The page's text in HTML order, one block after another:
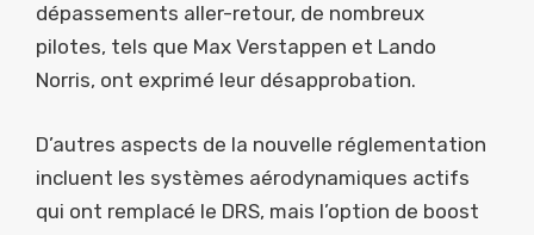
dépassements aller-retour, de nombreux
pilotes, tels que Max Verstappen et Lando
Norris, ont exprimé leur désapprobation.
D’autres aspects de la nouvelle réglementation
incluent les systèmes aérodynamiques actifs
qui ont remplacé le DRS, mais l’option de boost